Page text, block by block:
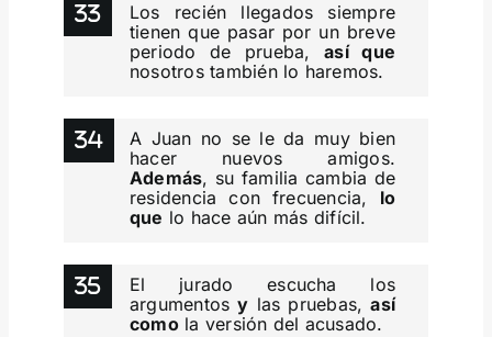
Los recién llegados siempre
tienen que pasar por un breve
periodo de prueba,así que
nosotros también lo haremos.
A Juan no se le da muy bien
hacer nuevos amigos.
Además, su familia cambia de
residencia con frecuencia, lo
que lo hace aún más difícil.
El jurado escucha los
argumentosy las pruebas,así
comola versión del acusado.